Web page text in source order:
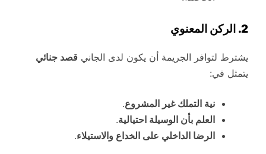
2. الركن المعنوي
يشترط لتوافر الجريمة أن يكون لدى الجاني قصد جنائي
يتمثل في:
نية التملك غير المشروع.
العلم بأن الوسيلة احتيالية.
الرضا الداخلي على الخداع والاستيلاء.